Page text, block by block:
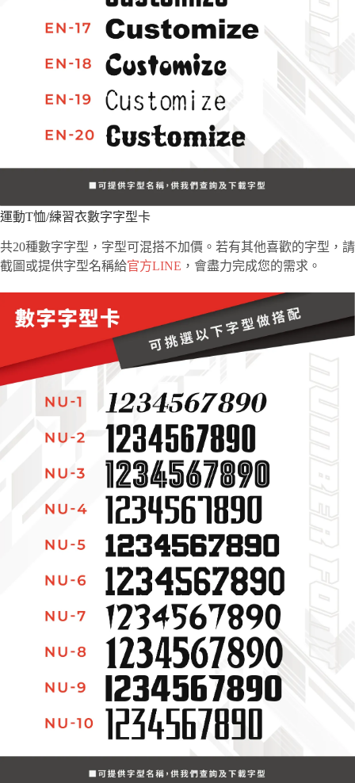
運動T恤/練習衣數字字型卡
共20種數字字型，字型可混搭不加價。若有其他喜歡的字型，請
截圖或提供字型名稱給官方LINE ，會盡力完成您的需求。